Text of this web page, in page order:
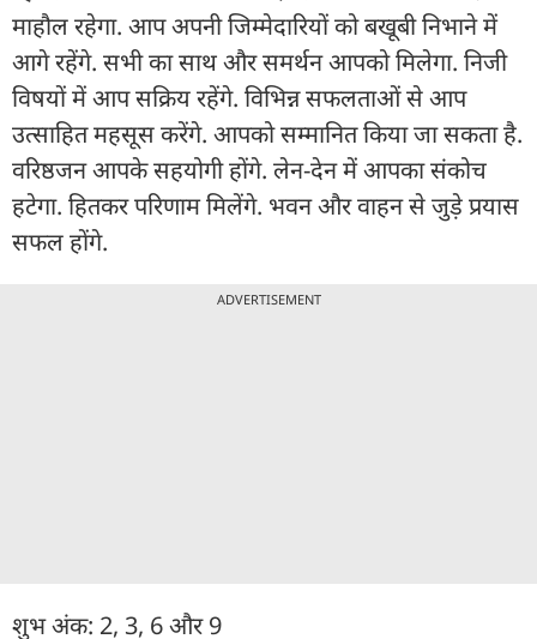
माहौल रहेगा. आप अपनी जिम्मेदारियों को बखूबी निभाने में
आगे रहेंगे. सभी का साथ और समर्थन आपको मिलेगा. निजी
विषयों में आप सक्रिय रहेंगे. विभिन्न सफलताओं से आप
उत्साहित महसूस करेंगे. आपको सम्मानित किया जा सकता है.
वरिष्ठजन आपके सहयोगी होंगे. लेन-देन में आपका संकोच
हटेगा. हितकर परिणाम मिलेंगे. भवन और वाहन से जुड़े प्रयास
सफल होंगे.
ADVERTISEMENT
शुभ अंक: 2, 3, 6 और 9